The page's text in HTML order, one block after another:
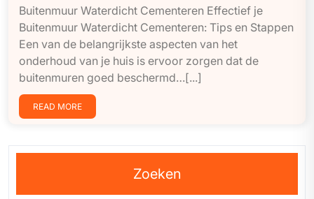
Buitenmuur Waterdicht Cementeren Effectief je
Buitenmuur Waterdicht Cementeren: Tips en Stappen
Een van de belangrijkste aspecten van het
onderhoud van je huis is ervoor zorgen dat de
buitenmuren goed beschermd…[...]
READ MORE
Zoeken